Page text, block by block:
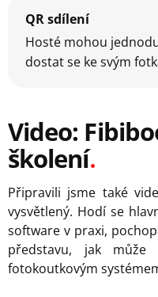
QR sdílení
Hosté mohou
dostat se ke svým
Video:
školení
Připravili jsme také
vysvětlený. Hodí se
software v praxi,
představu, jak
fotokoutkovým